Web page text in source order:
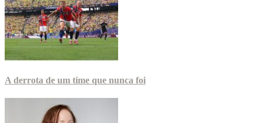
A derrota de um time que nunca foi